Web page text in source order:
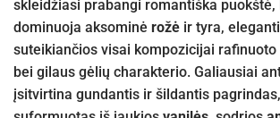
skleidžiasi prabangi romantiška puokštė,
dominuoja aksominė rožė ir tyra,
suteikiančios visai kompozicijai
bei gilaus gėlių charakterio. Galiausiai
įsitvirtina gundantis ir šildantis